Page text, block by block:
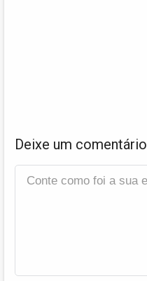
Deixe um comentário